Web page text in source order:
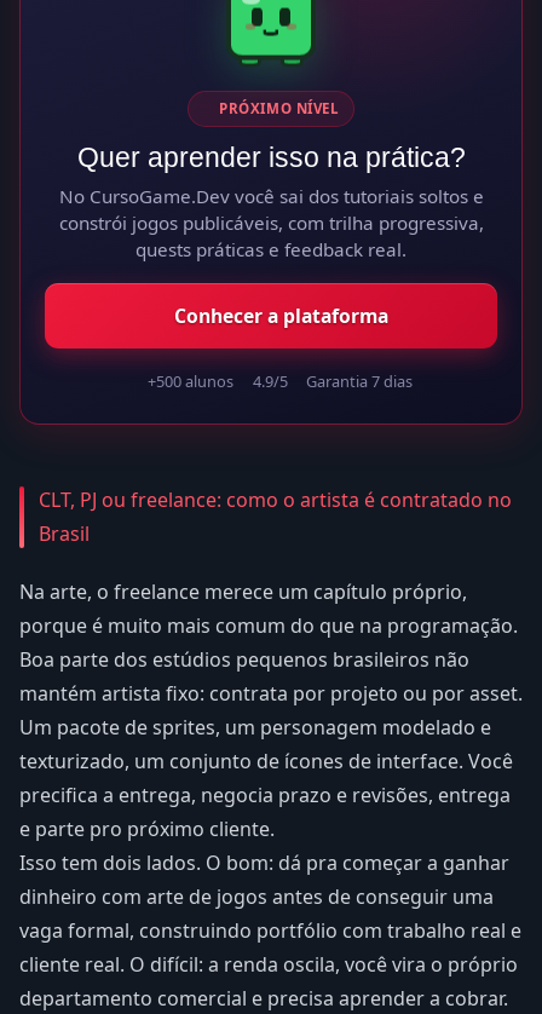
PRÓXIMO NÍVEL
Quer aprender isso na prática?
No CursoGame.Dev você sai dos tutoriais soltos e
constrói jogos publicáveis, com trilha progressiva,
quests práticas e feedback real.
Conhecer a plataforma
+500 alunos 4.9/5 Garantia 7 dias
CLT, PJ ou freelance: como o artista é contratado no
Brasil
Na arte, o freelance merece um capítulo próprio,
porque é muito mais comum do que na programação.
Boa parte dos estúdios pequenos brasileiros não
mantém artista fixo: contrata por projeto ou por asset.
Um pacote de sprites, um personagem modelado e
texturizado, um conjunto de ícones de interface. Você
precifica a entrega, negocia prazo e revisões, entrega
e parte pro próximo cliente.
Isso tem dois lados. O bom: dá pra começar a ganhar
dinheiro com arte de jogos antes de conseguir uma
vaga formal, construindo portfólio com trabalho real e
cliente real. O difícil: a renda oscila, você vira o próprio
departamento comercial e precisa aprender a cobrar.